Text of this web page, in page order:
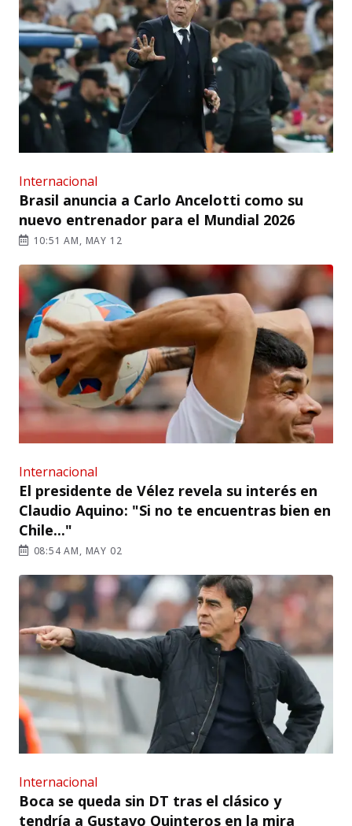
Internacional
Brasil anuncia a Carlo Ancelotti como su
nuevo entrenador para el Mundial 2026
10:51 AM, MAY 12
Internacional
El presidente de Vélez revela su interés en
Claudio Aquino: "Si no te encuentras bien en
Chile..."
08:54 AM, MAY 02
Internacional
Boca se queda sin DT tras el clásico y
tendría a Gustavo Quinteros en la mira